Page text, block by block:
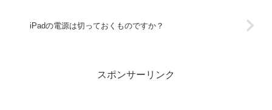
iPadの電源は切っておくものですか？
スポンサーリンク